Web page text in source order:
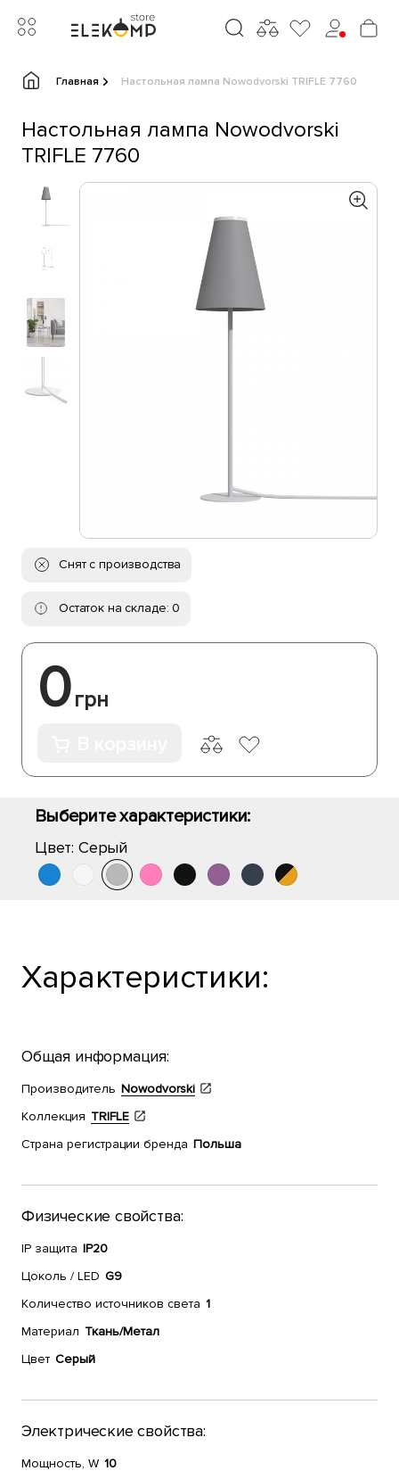
Главная Настольная лампа Nowodvorski TRIFLE 7760
Настольная лампа Nowodvorski
TRIFLE 7760
Снят с производства
Остаток на складе: 0
0грн
Выберите характеристики:
Цвет: Серый
Характеристики:
Общая информация:
Производитель Nowodvorski
Коллекция TRIFLE
Страна регистрации бренда Польша
Физические свойства:
IP защита IP20
Цоколь / LED G9
Количество источников света 1
Материал Ткань/Метал
Цвет Серый
Электрические свойства:
Мощность, W 10